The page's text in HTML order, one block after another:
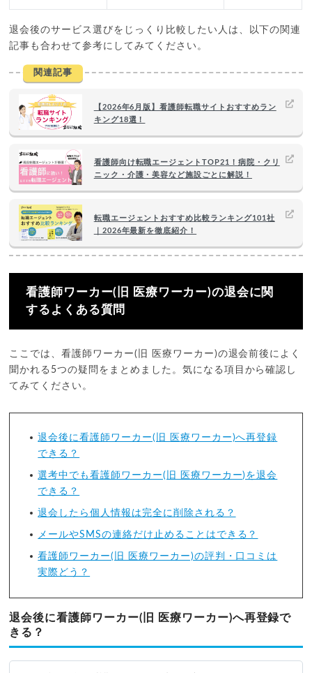
退会後のサービス選びをじっくり比較したい人は、以下の関連
記事も合わせて参考にしてみてください。
関連記事
【2026年6月版】看護師転職サイトおすすめラン
キング18選！
看護師向け転職エージェントTOP21！病院・クリ
ニック・介護・美容など施設ごとに解説！
転職エージェントおすすめ比較ランキング101社
｜2026年最新を徹底紹介！
看護師ワーカー(旧 医療ワーカー)の退会に関
するよくある質問
ここでは、看護師ワーカー(旧 医療ワーカー)の退会前後によく
聞かれる5つの疑問をまとめました。気になる項目から確認し
てみてください。
退会後に看護師ワーカー(旧 医療ワーカー)へ再登録
できる？
選考中でも看護師ワーカー(旧 医療ワーカー)を退会
できる？
退会したら個人情報は完全に削除される？
メールやSMSの連絡だけ止めることはできる？
看護師ワーカー(旧 医療ワーカー)の評判・口コミは
実際どう？
退会後に看護師ワーカー(旧 医療ワーカー)へ再登録で
きる？